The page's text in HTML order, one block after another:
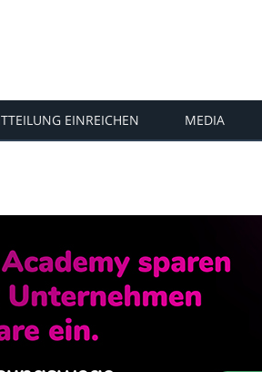
EINREICHEN MEDIA